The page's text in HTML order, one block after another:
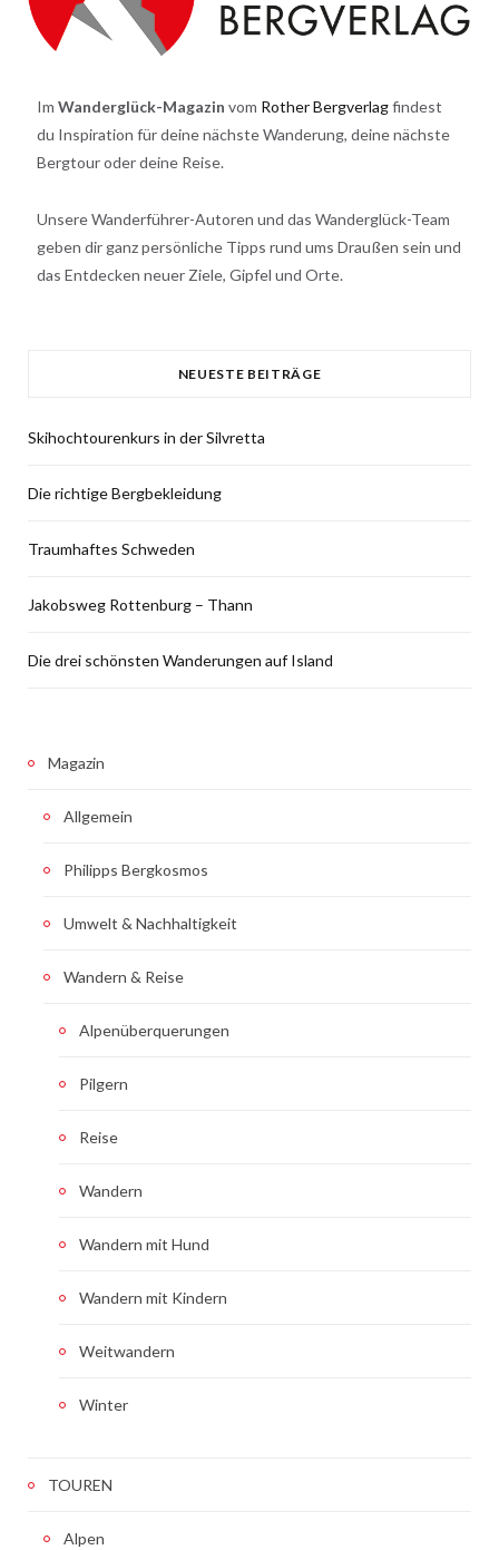
Im Wanderglück-Magazin vom Rother Bergverlagfindest
du Inspiration für deine nächste Wanderung, deine nächste
Bergtour oder deine Reise.
Unsere Wanderführer-Autoren und das Wanderglück-Team
geben dir ganz persönliche Tipps rund ums Draußen sein und
das Entdecken neuer Ziele, Gipfel und Orte.
NEUESTE BEITRÄGE
Skihochtourenkurs in der Silvretta
Die richtige Bergbekleidung
Traumhaftes Schweden
Jakobsweg Rottenburg – Thann
Die drei schönsten Wanderungen auf Island
Magazin
Allgemein
Philipps Bergkosmos
Umwelt & Nachhaltigkeit
Wandern & Reise
Alpenüberquerungen
Pilgern
Reise
Wandern
Wandern mit Hund
Wandern mit Kindern
Weitwandern
Winter
TOUREN
Alpen